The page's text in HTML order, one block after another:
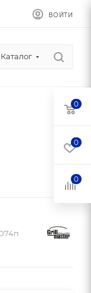
ВОЙТИ
Каталог
0
0
0